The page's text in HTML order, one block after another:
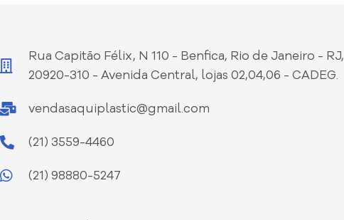
Rua Capitão Félix, N 110 - Benfica, Rio de Janeiro - RJ,
20920-310 - Avenida Central, lojas 02,04,06 - CADEG.
vendasaquiplastic@gmail.com
(21) 3559-4460
(21) 98880-5247